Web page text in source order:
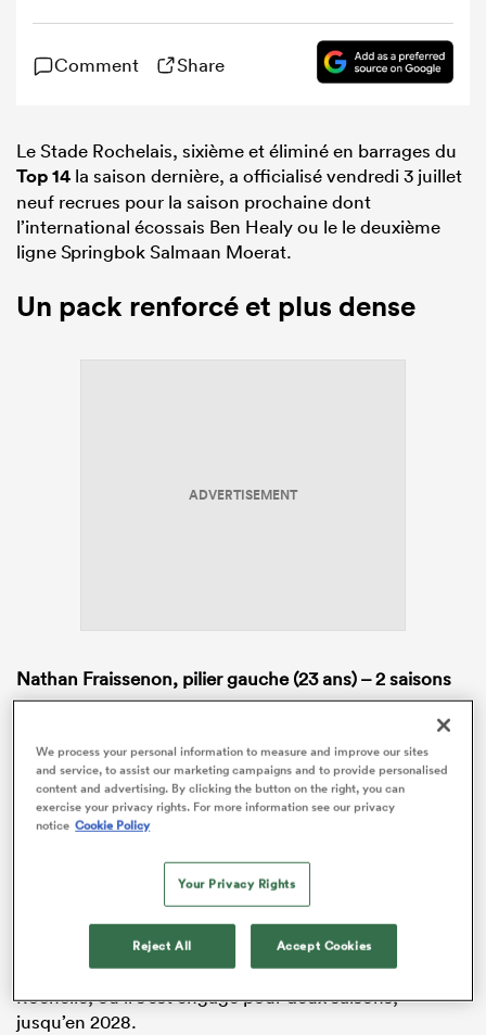
Londres, en Angleterre. (Photo : Gaspafotos/MB
Comment Share
Le Stade Rochelais, sixième et éliminé en barrages du
Top 14 la saison dernière, a officialisé vendredi 3 juillet
neuf recrues pour la saison prochaine dont
l’international écossais Ben Healy ou le le deuxième
ligne Springbok Salmaan Moerat.
Un pack renforcé et plus dense
ADVERTISEMENT
Nathan Fraissenon, pilier gauche (23 ans) – 2 saisons
Arrivé au CAB en Espoirs en 2020, Nathan Fraissenon
a franchi les étapes avec une remarquable rapidité
jusqu’à s’imposer durablement en première ligne. À
seulement 23 ans, le pilier gauche totalise déjà plus de
80 apparitions chez les professionnels, réparties entre
significatif pour un poste aussi exigeant.
Régulièrement utilisé en sortie de banc, il se distingue
par un profil d’impact mêlant puissance brute et
explosivité, tout en offrant des garanties de
polyvalence. Il poursuivra sa progression à La
Rochelle, où il s’est engagé pour deux saisons,
jusqu’en 2028.
We process your personal information to measure and improve our sites
and service, to assist our marketing campaigns and to provide personalised
content and advertising. By clicking the button on the right, you can
exercise your privacy rights. For more information see our privacy
notice Cookie Policy
Your Privacy Rights
Reject All Accept Cookies